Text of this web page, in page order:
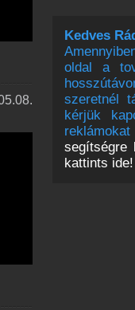
Kedves
oldal a
szeretnél
kérjük
segítségre
kattints ide!